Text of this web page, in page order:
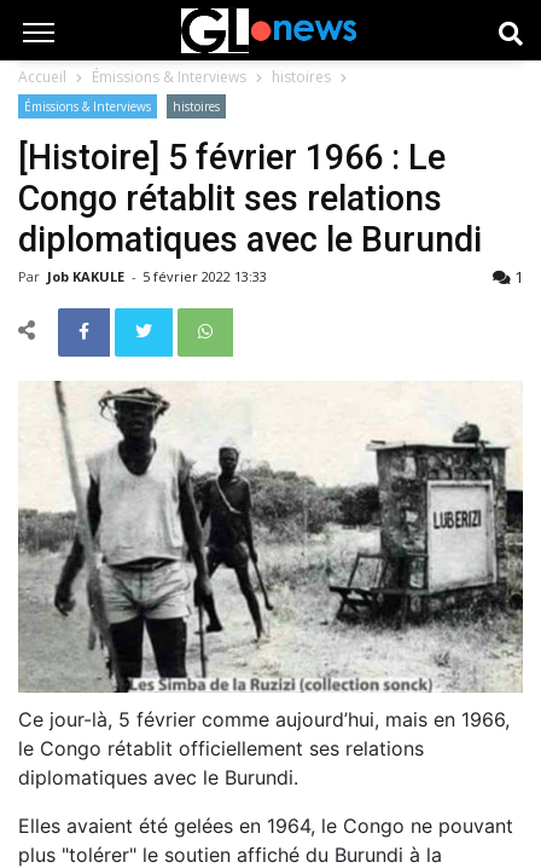
Accueil Émissions & Interviews histoires
Émissions & Interviews histoires
[Histoire] 5 février 1966 : Le
Congo rétablit ses relations
diplomatiques avec le Burundi
Par Job KAKULE - 5 février 2022 13:33 1
Ce jour-là, 5 février comme aujourd’hui, mais en 1966,
le Congo rétablit officiellement ses relations
diplomatiques avec le Burundi.
Elles avaient été gelées en 1964, le Congo ne pouvant
plus "tolérer" le soutien affiché du Burundi à la